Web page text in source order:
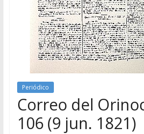
Periódico
Correo del
106 (9 jun. 1821)